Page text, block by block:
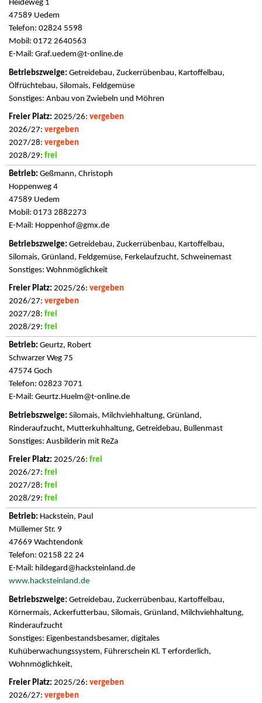
Heideweg 1
47589 Uedem
Telefon: 02824 5598
Mobil: 0172 2640563
E-Mail: Graf.uedem@t-online.de
Getreidebau, Zuckerrübenbau, Kartoffelbau,
Ölfrüchtebau, Silomais, Feldgemüse
Sonstiges: Anbau von Zwiebeln und Möhren
2025/26: vergeben
2026/27: vergeben
2027/28: vergeben
2028/29: frei
Geßmann, Christoph
Hoppenweg 4
47589 Uedem
Mobil: 0173 2882273
E-Mail: Hoppenhof@gmx.de
Getreidebau, Zuckerrübenbau, Kartoffelbau,
Silomais, Grünland, Feldgemüse, Ferkelaufzucht, Schweinemast
Sonstiges: Wohnmöglichkeit
2025/26: vergeben
2026/27: vergeben
2027/28: frei
2028/29: frei
Geurtz, Robert
Schwarzer Weg 75
47574 Goch
Telefon: 02823 7071
E-Mail: Geurtz.Huelm@t-online.de
Silomais, Milchviehhaltung, Grünland,
Rinderaufzucht, Mutterkuhhaltung, Getreidebau, Bullenmast
Sonstiges: Ausbilderin mit ReZa
2025/26: frei
2026/27: frei
2027/28: frei
2028/29: frei
Hackstein, Paul
Müllemer Str. 9
47669 Wachtendonk
Telefon: 02158 22 24
E-Mail: hildegard@hacksteinland.de
www.hacksteinland.de
Getreidebau, Zuckerrübenbau, Kartoffelbau,
Körnermais, Ackerfutterbau, Silomais, Grünland, Milchviehhaltung,
Rinderaufzucht
Sonstiges: Eigenbestandsbesamer, digitales
Kuhüberwachungssystem, Führerschein Kl. T erforderlich,
Wohnmöglichkeit,
2025/26: vergeben
2026/27: vergeben